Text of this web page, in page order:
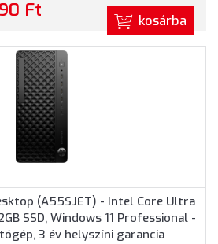
Ft kosárba
(A55SJET) - Intel Core Ultra
SSD, Windows 11 Professional -
3 év helyszíni garancia